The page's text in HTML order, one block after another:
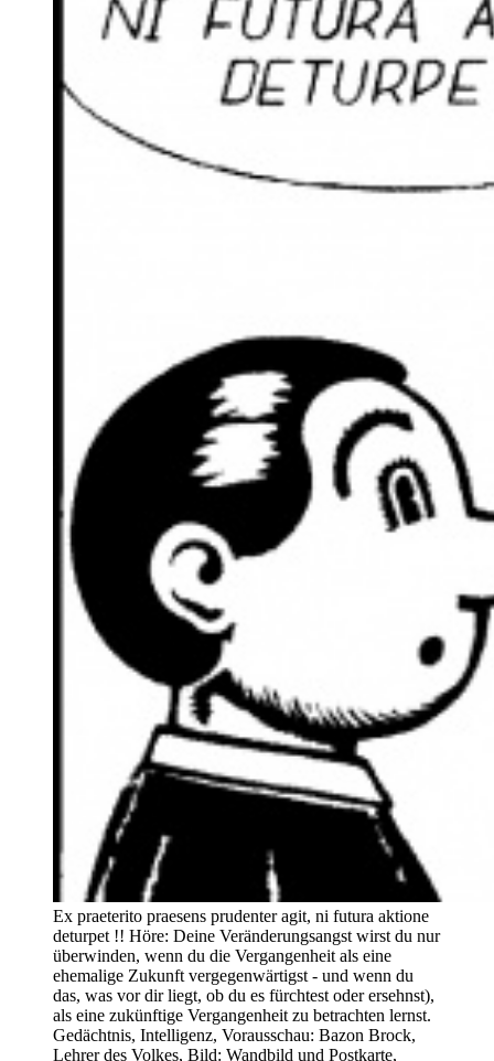
Ex praeterito praesens prudenter agit, ni futura aktione
deturpet !! Höre: Deine Veränderungsangst wirst du nur
überwinden, wenn du die Vergangenheit als eine
ehemalige Zukunft vergegenwärtigst - und wenn du
das, was vor dir liegt, ob du es fürchtest oder ersehnst),
als eine zukünftige Vergangenheit zu betrachten lernst.
Gedächtnis, Intelligenz, Vorausschau: Bazon Brock,
Lehrer des Volkes, Bild: Wandbild und Postkarte,